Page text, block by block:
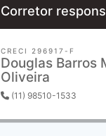
Corretor
CRECI 296917-F
Douglas Barros
Oliveira
(11) 98510-1533